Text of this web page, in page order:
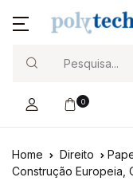
0
Home Direito
Construção Europeia,